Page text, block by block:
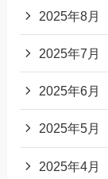
2025年8月
2025年7月
2025年6月
2025年5月
2025年4月